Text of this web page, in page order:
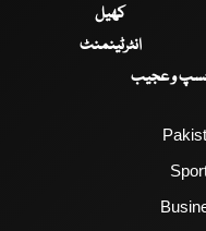
کھیل
انٹرٹینمنٹ
و عجیب